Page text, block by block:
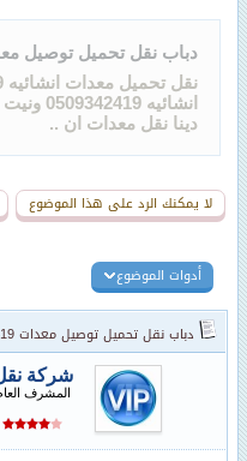
دباب نقل تحميل توصيل معدات
دينا نقل معدات ان ..
لا يمكنك الرد على هذا الموضوع
أدوات الموضوع
دباب نقل تحميل توصيل معدات 0509342419
شركة
المشرف